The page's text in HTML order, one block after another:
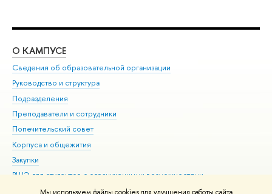
О КАМПУСЕ
Сведения об образовательной организации
Руководство и структура
Подразделения
Преподаватели и сотрудники
Попечительский совет
Корпуса и общежития
Закупки
ВШЭ для студентов с ограниченными возможностями
здоровья и инвалидностью